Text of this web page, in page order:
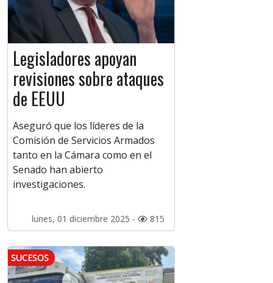
Legisladores apoyan
revisiones sobre ataques
de EEUU
Aseguró que los líderes de la
Comisión de Servicios Armados
tanto en la Cámara como en el
Senado han abierto
investigaciones.
lunes, 01 diciembre 2025 - 815
SUCESOS